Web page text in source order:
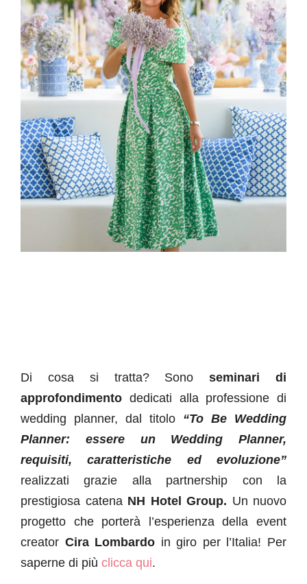
Di cosa si tratta? Sono seminari di
approfondimento dedicati alla professione di
wedding planner, dal titolo “To Be Wedding
Planner: essere un Wedding Planner,
requisiti, caratteristiche ed evoluzione”
realizzati grazie alla partnership con la
prestigiosa catena NH Hotel Group. Un nuovo
progetto che porterà l’esperienza della event
creator Cira Lombardo in giro per l’Italia! Per
saperne di più clicca qui.